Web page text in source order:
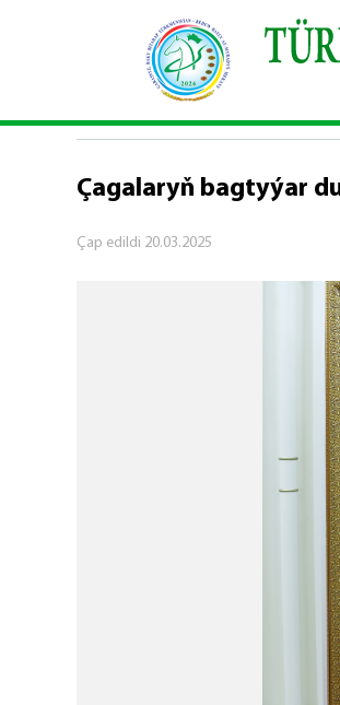
Baş sahypa \ Jemgyýet
JEMGYÝET
Çagalaryň bagtyýar
Çap edildi 20.03.2025